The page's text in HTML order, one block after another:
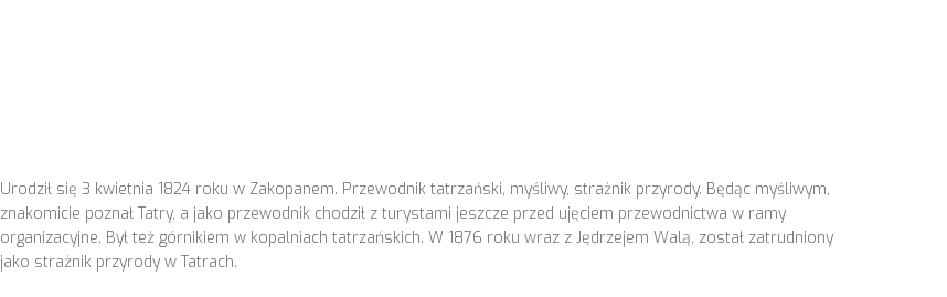
Urodził się 3 kwietnia 1824 roku w Zakopanem. Przewodnik tatrzański, myśliwy, strażnik przyrody. Będąc myśliwym,
znakomicie poznał Tatry, a jako przewodnik chodził z turystami jeszcze przed ujęciem przewodnictwa w ramy
organizacyjne. Był też górnikiem w kopalniach tatrzańskich. W 1876 roku wraz z Jędrzejem Walą, został zatrudniony
jako strażnik przyrody w Tatrach.